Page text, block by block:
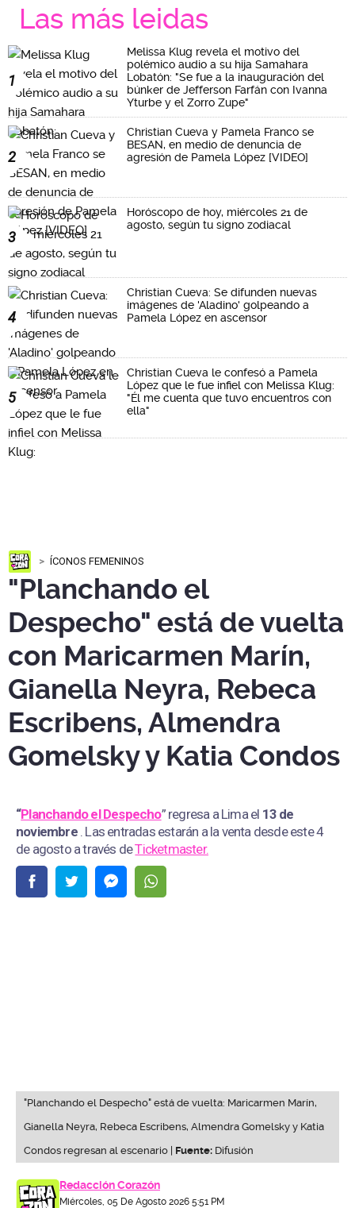
Las más leidas
1
Melissa Klug revela el motivo del
polémico audio a su hija Samahara
Lobatón: "Se fue a la inauguración del
búnker de Jefferson Farfán con Ivanna
Yturbe y el Zorro Zupe"
2
Christian Cueva y Pamela Franco se
BESAN, en medio de denuncia de
agresión de Pamela López [VIDEO]
3
Horóscopo de hoy, miércoles 21 de
agosto, según tu signo zodiacal
4
Christian Cueva: Se difunden nuevas
imágenes de 'Aladino' golpeando a
Pamela López en ascensor
5
Christian Cueva le confesó a Pamela
López que le fue infiel con Melissa Klug:
"Él me cuenta que tuvo encuentros con
ella"
ÍCONOS FEMENINOS
"Planchando el
Despecho" está de vuelta
con Maricarmen Marín,
Gianella Neyra, Rebeca
Escribens, Almendra
Gomelsky y Katia Condos
“Planchando el Despecho” regresa a Lima el 13 de
noviembre . Las entradas estarán a la venta desde este 4
de agosto a través deTicketmaster.
"Planchando el Despecho" está de vuelta: Maricarmen Marín,
Gianella Neyra, Rebeca Escribens, Almendra Gomelsky y Katia
Condos regresan al escenario | Fuente: Difusión
Redacción Corazón
Miércoles, 05 De Agosto 2026 5:51 PM